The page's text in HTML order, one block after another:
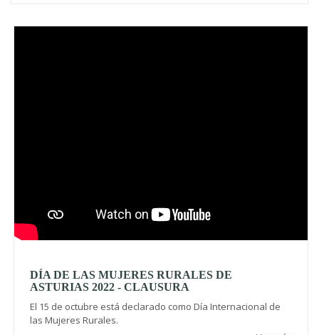
DÍA DE LAS MUJERES RURALES DE
ASTURIAS 2022 - CLAUSURA
El 15 de octubre está declarado como Día Internacional de
las Mujeres Rurales.